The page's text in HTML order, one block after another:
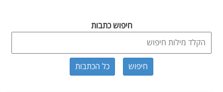
חיפוש כתבות
כל הכתבות